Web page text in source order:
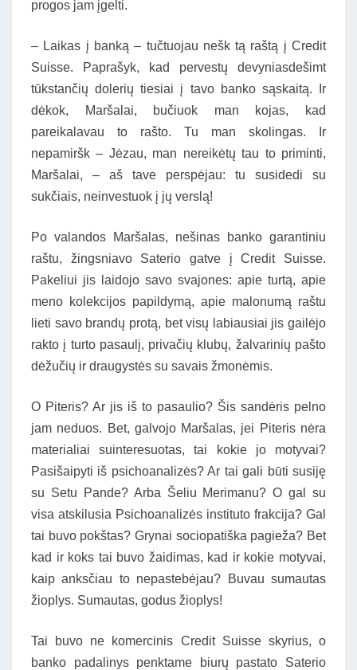
progos jam įgelti.
– Laikas į banką – tučtuojau nešk tą raštą į Credit
Suisse. Paprašyk, kad pervestų devyniasdešimt
tūkstančių dolerių tiesiai į tavo banko sąskaitą. Ir
dėkok, Maršalai, bučiuok man kojas, kad
pareikalavau to rašto. Tu man skolingas. Ir
nepamiršk – Jėzau, man nereikėtų tau to priminti,
Maršalai, – aš tave perspėjau: tu susidedi su
sukčiais, neinvestuok į jų verslą!
Po valandos Maršalas, nešinas banko garantiniu
raštu, žingsniavo Saterio gatve į Credit Suisse.
Pakeliui jis laidojo savo svajones: apie turtą, apie
meno kolekcijos papildymą, apie malonumą raštu
lieti savo brandų protą, bet visų labiausiai jis gailėjo
rakto į turto pasaulį, privačių klubų, žalvarinių pašto
dėžučių ir draugystės su savais žmonėmis.
O Piteris? Ar jis iš to pasaulio? Šis sandėris pelno
jam neduos. Bet, galvojo Maršalas, jei Piteris nėra
materialiai suinteresuotas, tai kokie jo motyvai?
Pasišaipyti iš psichoanalizės? Ar tai gali būti susiję
su Setu Pande? Arba Šeliu Merimanu? O gal su
visa atskilusia Psichoanalizės instituto frakcija? Gal
tai buvo pokštas? Grynai sociopatiška pagieža? Bet
kad ir koks tai buvo žaidimas, kad ir kokie motyvai,
kaip anksčiau to nepastebėjau? Buvau sumautas
žioplys. Sumautas, godus žioplys!
Tai buvo ne komercinis Credit Suisse skyrius, o
banko padalinys penktame biurų pastato Saterio